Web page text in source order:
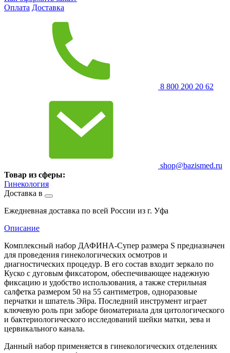
Оплата Доставка
8 800 200 20 62
shop@bazismed.ru
Товар из сферы:
Гинекология
Доставка в
Ежедневная доставка по всей России из г. Уфа
Описание
Комплексный набор ДАФИНА-Супер размера S предназначен
для проведения гинекологических осмотров и
диагностических процедур. В его состав входит зеркало по
Куско с дуговым фиксатором, обеспечивающее надежную
фиксацию и удобство использования, а также стерильная
салфетка размером 50 на 55 сантиметров, одноразовые
перчатки и шпатель Эйра. Последний инструмент играет
ключевую роль при заборе биоматериала для цитологического
и бактериологического исследований шейки матки, зева и
цервикального канала.
Данный набор применяется в гинекологических отделениях